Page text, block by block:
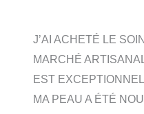
J’AI ACHETÉ LE
MARCHÉ
EST
MA PEAU A ÉTÉ